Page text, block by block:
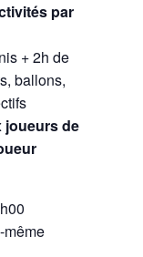
par
+ 2h de
ballons,
joueurs de
même